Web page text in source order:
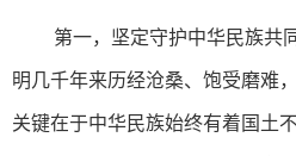
第一，坚定守护中华民族共
明几千年来历经沧桑、饱受磨难
关键在于中华民族始终有着国土